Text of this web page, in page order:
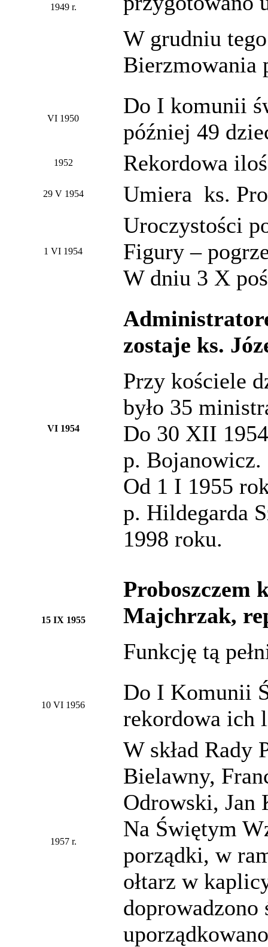
1949 r.
W grudniu
Bierzmowania
VI 1950
Do I komunii
później 49
1952 Rekordowa
29 V 1954 Umiera ks.
1 VI 1954
Uroczystości
Figury –
W dniu 3 X
VI 1954
zostaje ks.
Przy kościele
było 35
Do 30 XII
p. Bojanowicz.
Od 1 I 1955
p. Hildegarda
1998 roku.
15 IX 1955
Proboszczem
Majchrzak,
Funkcję tą
10 VI 1956
Do I Komunii
rekordowa ich
1957 r.
W skład Rady
Bielawny,
Odrowski, Jan
Na Świętym
porządki, w
ołtarz w
doprowadzono